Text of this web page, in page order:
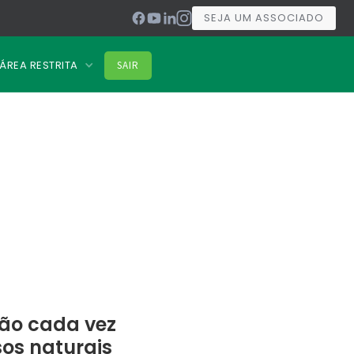
SEJA UM ASSOCIADO
ÁREA RESTRITA SAIR
cada vez
naturais